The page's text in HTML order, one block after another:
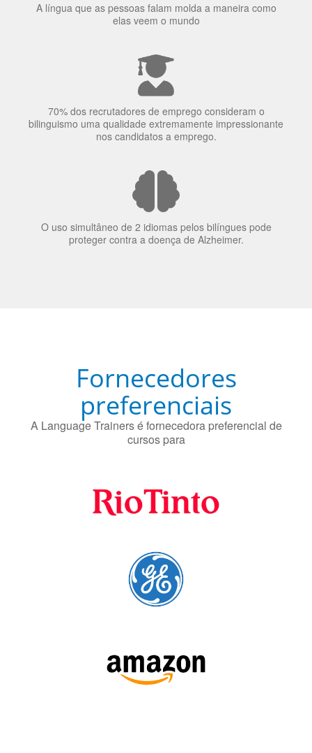
A língua que as pessoas falam molda a maneira como
elas veem o mundo
70% dos recrutadores de emprego consideram o
bilinguismo uma qualidade extremamente impressionante
nos candidatos a emprego.
O uso simultâneo de 2 idiomas pelos bilíngues pode
proteger contra a doença de Alzheimer.
Fornecedores
preferenciais
A Language Trainers é fornecedora preferencial de
cursos para